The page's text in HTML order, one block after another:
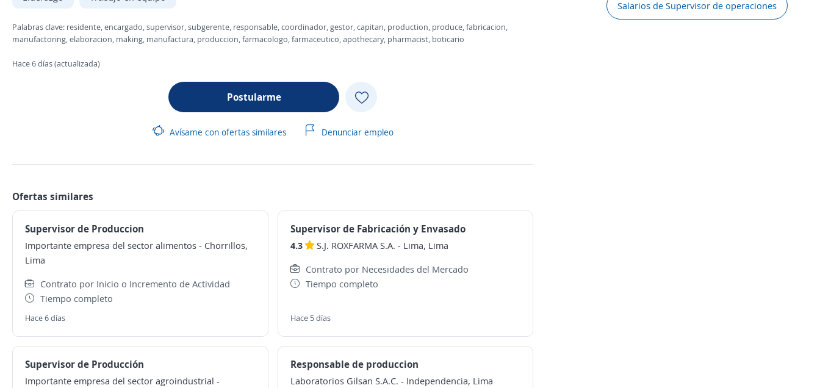
Palabras clave: residente, encargado, supervisor, subgerente, responsable, coordinador, gestor, capitan, production, produce, fabricacion,
manufactoring, elaboracion, making, manufactura, produccion, farmacologo, farmaceutico, apothecary, pharmacist, boticario
Hace 6 días (actualizada)
Postularme
Avísame con ofertas similares Denunciar empleo
Ofertas similares
Supervisor de Produccion
Importante empresa del sector alimentos - Chorrillos,
Lima
Contrato por Inicio o Incremento de Actividad
Tiempo completo
Hace 6 días
Supervisor de Fabricación y Envasado
4.3 S.J. ROXFARMA S.A. - Lima, Lima
Contrato por Necesidades del Mercado
Tiempo completo
Hace 5 días
Supervisor de Producción
Importante empresa del sector agroindustrial -
Responsable de produccion
Laboratorios Gilsan S.A.C. - Independencia, Lima
Salarios de Supervisor de operaciones